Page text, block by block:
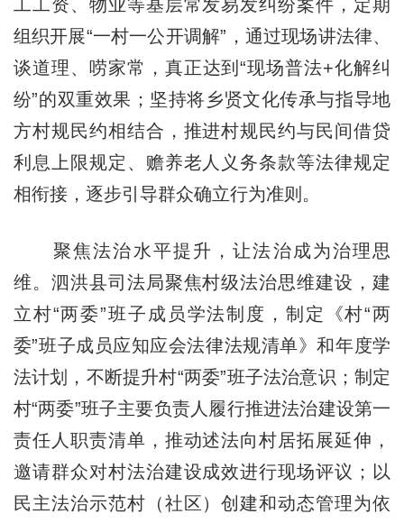
工工资、物业等基层常发易发纠纷案件，定期
组织开展“一村一公开调解”，通过现场讲法律、
谈道理、唠家常，真正达到“现场普法+化解纠
纷”的双重效果；坚持将乡贤文化传承与指导地
方村规民约相结合，推进村规民约与民间借贷
利息上限规定、赡养老人义务条款等法律规定
相衔接，逐步引导群众确立行为准则。
聚焦法治水平提升，让法治成为治理思
维。泗洪县司法局聚焦村级法治思维建设，建
立村“两委”班子成员学法制度，制定《村“两
委”班子成员应知应会法律法规清单》和年度学
法计划，不断提升村“两委”班子法治意识；制定
村“两委”班子主要负责人履行推进法治建设第一
责任人职责清单，推动述法向村居拓展延伸，
邀请群众对村法治建设成效进行现场评议；以
民主法治示范村（社区）创建和动态管理为依